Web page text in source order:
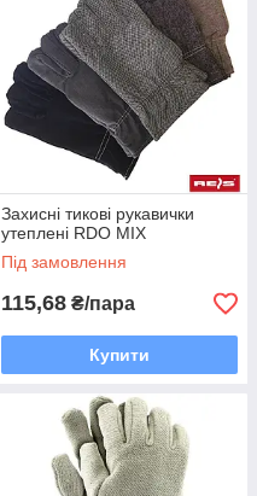
Захисні тикові рукавички
утеплені RDO MIX
Під замовлення
115,68 ₴/пара
Купити